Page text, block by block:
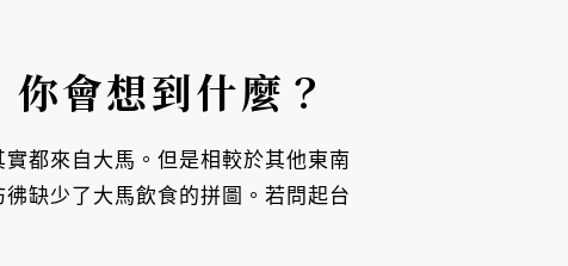
會想到什麼？
都來自大馬。但是相較於其他東南
缺少了大馬飲食的拼圖。若問起台